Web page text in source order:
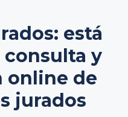
está
y
online de
jurados